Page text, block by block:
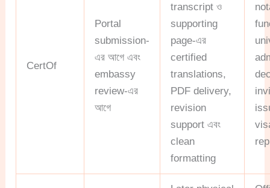
CertOf
Portal
submission-
এর আগে এবং
embassy
review-এর
আগে
transcript ও
supporting
page-এর
certified
translations,
PDF delivery,
revision
support এবং
clean
formatting